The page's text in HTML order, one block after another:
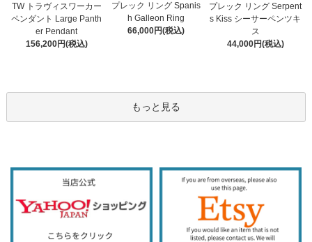
TW トラヴィスワーカー
ペンダント Large Panth
er Pendant
156,200円(税込)
プレック リング Spanis
h Galleon Ring
66,000円(税込)
プレック リング Serpent
s Kiss シーサーペンツキ
ス
44,000円(税込)
もっと見る